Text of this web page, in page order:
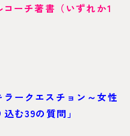
ーチ著書（いずれか1
ラークエスチョン～女性
む39の質問」